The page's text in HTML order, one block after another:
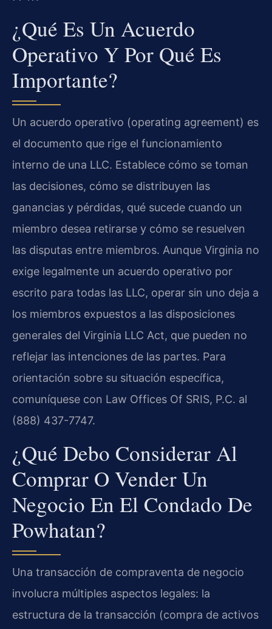
¿Qué Es Un Acuerdo
Operativo Y Por Qué Es
Importante?
Un acuerdo operativo (operating agreement) es
el documento que rige el funcionamiento
interno de una LLC. Establece cómo se toman
las decisiones, cómo se distribuyen las
ganancias y pérdidas, qué sucede cuando un
miembro desea retirarse y cómo se resuelven
las disputas entre miembros. Aunque Virginia no
exige legalmente un acuerdo operativo por
escrito para todas las LLC, operar sin uno deja a
los miembros expuestos a las disposiciones
generales del Virginia LLC Act, que pueden no
reflejar las intenciones de las partes. Para
orientación sobre su situación específica,
comuníquese con Law Offices Of SRIS, P.C. al
(888) 437-7747.
¿Qué Debo Considerar Al
Comprar O Vender Un
Negocio En El Condado De
Powhatan?
Una transacción de compraventa de negocio
involucra múltiples aspectos legales: la
estructura de la transacción (compra de activos